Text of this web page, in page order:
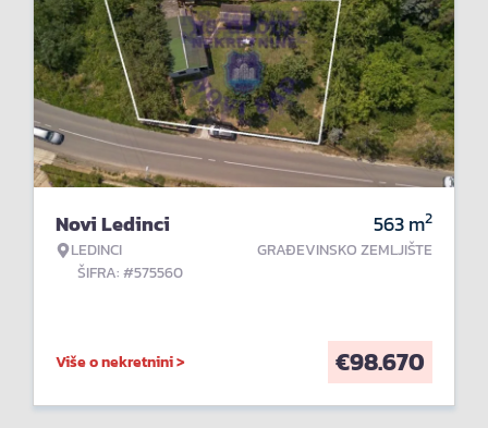
Novi Ledinci
LEDINCI
ŠIFRA: #575560
563m2
GRAĐEVINSKO ZEMLJIŠTE
Više o nekretnini > €98.670